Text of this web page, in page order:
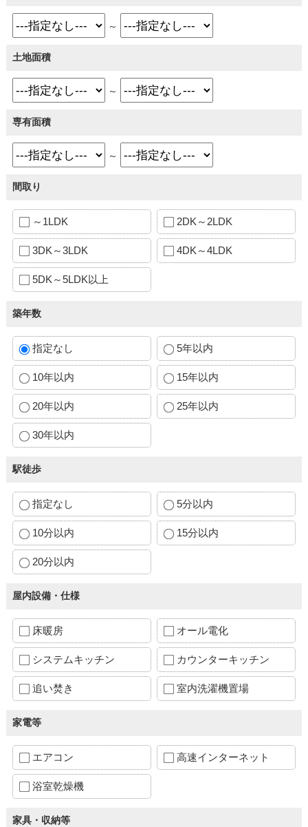
～
土地面積
～
専有面積
～
間取り
～1LDK 2DK～2LDK
3DK～3LDK 4DK～4LDK
5DK～5LDK以上
築年数
指定なし 5年以内
10年以内 15年以内
20年以内 25年以内
30年以内
駅徒歩
指定なし 5分以内
10分以内 15分以内
20分以内
屋内設備・仕様
床暖房 オール電化
システムキッチン カウンターキッチン
追い焚き 室内洗濯機置場
家電等
エアコン 高速インターネット
浴室乾燥機
家具・収納等